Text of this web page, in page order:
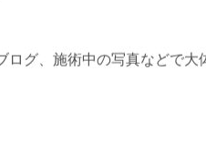
ログ、施術中の写真などで大